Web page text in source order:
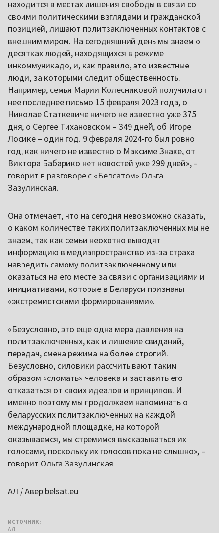
находится в местах лишения свободы в связи со
своими политическими взглядами и гражданской
позицией, лишают политзаключенных контактов с
внешним миром. На сегодняшний день мы знаем о
десятках людей, находящихся в режиме
инкоммуникадо, и, как правило, это известные
люди, за которыми следит общественность.
Например, семья Марии Колесниковой получила от
нее последнее письмо 15 февраля 2023 года, о
Николае Статкевиче ничего не известно уже 375
дня, о Сергее Тихановском – 349 дней, об Игоре
Лосике – один год. 9 февраля 2024-го был ровно
год, как ничего не известно о Максиме Знаке, от
Виктора Бабарико нет новостей уже 299 дней», –
говорит в разговоре с «Белсатом» Ольга
Зазулинская.
Она отмечает, что на сегодня невозможно сказать,
о каком количестве таких политзаключенных мы не
знаем, так как семьи неохотно выводят
информацию в медиапространство из-за страха
навредить самому политзаключенному или
оказаться на его месте за связи с организациями и
инициативами, которые в Беларуси признаны
«экстремистскими формированиями».
«Безусловно, это еще одна мера давления на
политзаключенных, как и лишение свиданий,
передач, смена режима на более строгий.
Безусловно, силовики рассчитывают таким
образом «сломать» человека и заставить его
отказаться от своих идеалов и принципов. И
именно поэтому мы продолжаем напоминать о
беларусских политзаключенных на каждой
международной площадке, на которой
оказываемся, мы стремимся высказываться их
голосами, поскольку их голосов пока не слышно», –
говорит Ольга Зазулинская.
АЛ / Авер belsat.eu
ИСТОЧНИК:
АЛ